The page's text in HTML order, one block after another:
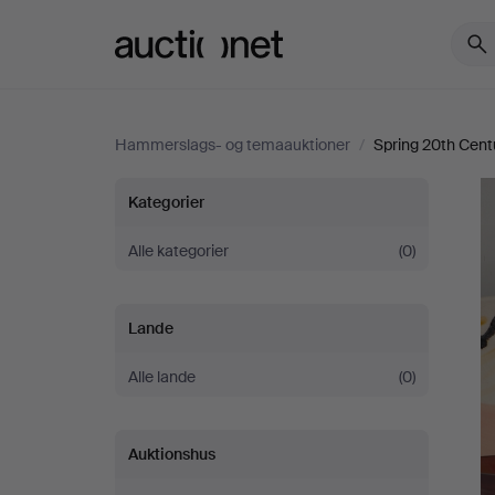
Hammerslags- og temaauktioner / Spring 20th
Spring
20th
Art
Design
Kategorier
Alle kategorier (0)
Lande
Alle lande (0)
Auktionshus